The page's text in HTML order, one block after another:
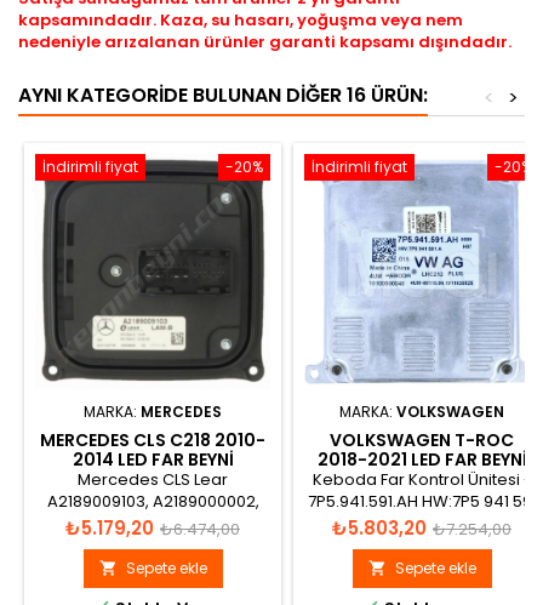
kapsamındadır. Kaza, su hasarı, yoğuşma veya nem
nedeniyle arızalanan ürünler garanti kapsamı dışındadır.
AYNI KATEGORIDE BULUNAN DIĞER 16 ÜRÜN: >
<
-20%
İndirimli fiyat
MARKA: MERCEDES
MERCEDES CLS C218 2010-
2014 LED FAR BEYNI
A2189009103
Mercedes CLS Lear
A2189009103, A2189000002,
A2189009901, A2189009600,
LAM-B, 2783390, 524742F03,
524742F04, 524742F05,
524742F06, 532469847,
Fiyat
₺5.179,20 Normal
fiyat
₺6.474,00
 Sepete ekle
-20%
İndirimli fiyat
MARKA: VOLKSWAGEN
VOLKSWAGEN T-ROC
2018-2021 LED FAR BEYNİ
7P5941591AH
Keboda Far Kontrol Ünitesi -
7P5.941.591.AH HW:7P5 941 591
A 01S H07 0009 LHC212 PLUS
10100500048
Fiyat
₺5.803,20 Normal
fiyat
₺7.254,00
 Sepete ekle